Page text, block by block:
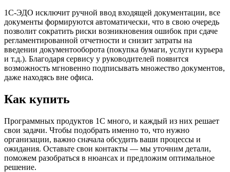
1С-ЭДО исключит ручной ввод входящей документации, все
документы формируются автоматически, что в свою очередь
позволит сократить риски возникновения ошибок при сдаче
регламентированной отчетности и снизит затраты на
введении документооборота (покупка бумаги, услуги курьера
и т.д.). Благодаря сервису у руководителей появится
возможность мгновенно подписывать множество документов,
даже находясь вне офиса.
Как купить
Программных продуктов 1С много, и каждый из них решает
свои задачи. Чтобы подобрать именно то, что нужно
организации, важно сначала обсудить ваши процессы и
ожидания. Оставьте свои контакты — мы уточним детали,
поможем разобраться в нюансах и предложим оптимальное
решение.